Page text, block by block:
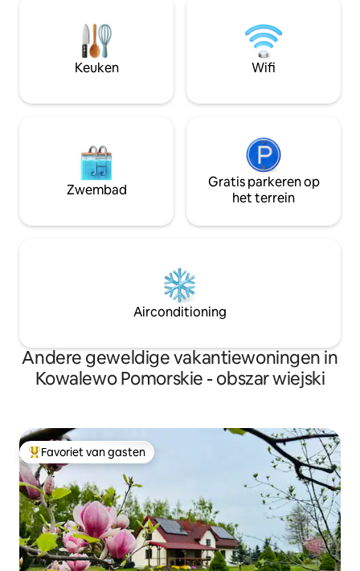
want het is 360 meter van de
dichtstbijzijnde gebouwen.
Huisdiervriendelijke ruimte (omheind).
Prijs is afhankelijk van het aantal
voor een
vrienden of een
van de stad.
Keuken Wifi
Zwembad
Gratis parkeren op
het terrein
Airconditioning
Andere geweldige vakantiewoningen in
Kowalewo Pomorskie - obszar wiejski
Topfavoriet van gasten
Favoriet van gasten